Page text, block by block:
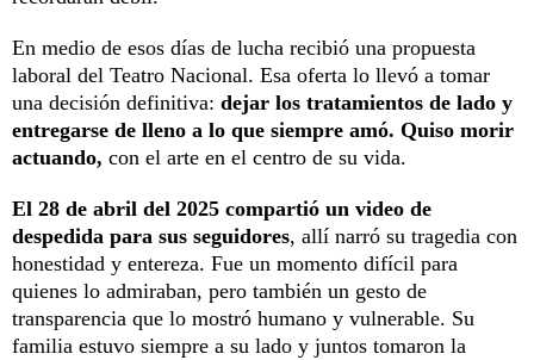
En medio de esos días de lucha recibió una propuesta
laboral del Teatro Nacional. Esa oferta lo llevó a tomar
una decisión definitiva: dejar los tratamientos de lado y
entregarse de lleno a lo que siempre amó. Quiso morir
actuando, con el arte en el centro de su vida.
El 28 de abril del 2025 compartió un video de
despedida para sus seguidores, allí narró su tragedia con
honestidad y entereza. Fue un momento difícil para
quienes lo admiraban, pero también un gesto de
transparencia que lo mostró humano y vulnerable. Su
familia estuvo siempre a su lado y juntos tomaron la